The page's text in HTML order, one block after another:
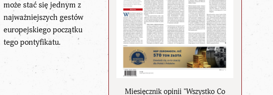
Miesięcznik opinii "Wszystko Co
może stać się jednym z
najważniejszych gestów
europejskiego początku
tego pontyfikatu.